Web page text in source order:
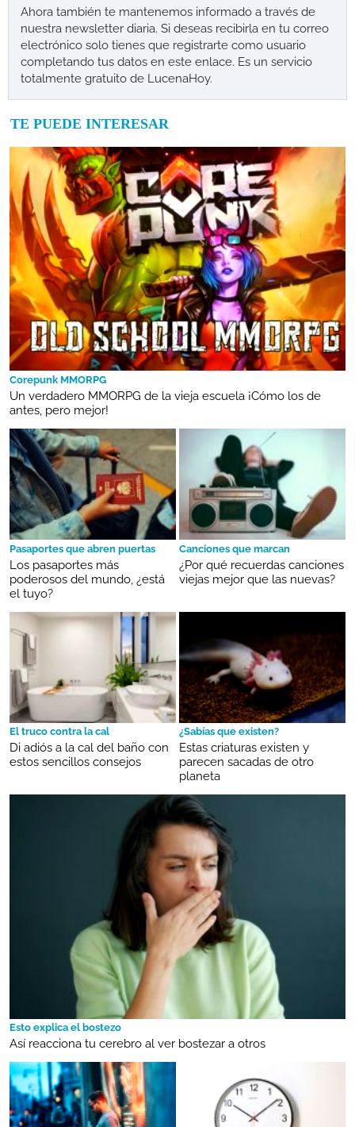
Ahora también te mantenemos informado a través de
nuestra newsletter diaria. Si deseas recibirla en tu correo
electrónico solo tienes que registrarte como usuario
completando tus datos en este enlace. Es un servicio
totalmente gratuito de LucenaHoy.
TE PUEDE INTERESAR
Corepunk MMORPG
Un verdadero MMORPG de la vieja escuela ¡Cómo los de
antes, pero mejor!
Pasaportes que abren puertas
Los pasaportes más
poderosos del mundo, ¿está
el tuyo?
Canciones que marcan
¿Por qué recuerdas canciones
viejas mejor que las nuevas?
El truco contra la cal
Di adiós a la cal del baño con
estos sencillos consejos
¿Sabías que existen?
Estas criaturas existen y
parecen sacadas de otro
planeta
Esto explica el bostezo
Así reacciona tu cerebro al ver bostezar a otros